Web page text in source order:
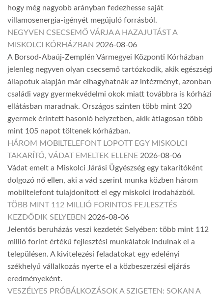
hogy még nagyobb arányban fedezhesse saját
villamosenergia-igényét megújuló forrásból.
NEGYVEN CSECSEMŐ VÁRJA A HAZAJUTÁST A
MISKOLCI KÓRHÁZBAN 2026-08-06
A Borsod-Abaúj-Zemplén Vármegyei Központi Kórházban
jelenleg negyven olyan csecsemő tartózkodik, akik egészségi
állapotuk alapján már elhagyhatnák az intézményt, azonban
családi vagy gyermekvédelmi okok miatt továbbra is kórházi
ellátásban maradnak. Országos szinten több mint 320
gyermek érintett hasonló helyzetben, akik átlagosan több
mint 105 napot töltenek kórházban.
HÁROM MOBILTELEFONT LOPOTT EGY MISKOLCI
TAKARÍTÓ, VÁDAT EMELTEK ELLENE 2026-08-06
Vádat emelt a Miskolci Járási Ügyészség egy takarítóként
dolgozó nő ellen, aki a vád szerint munka közben három
mobiltelefont tulajdonított el egy miskolci irodaházból.
TÖBB MINT 112 MILLIÓ FORINTOS FEJLESZTÉS
KEZDŐDIK SELYEBEN 2026-08-06
Jelentős beruházás veszi kezdetét Selyében: több mint 112
millió forint értékű fejlesztési munkálatok indulnak el a
településen. A kivitelezési feladatokat egy edelényi
székhelyű vállalkozás nyerte el a közbeszerzési eljárás
eredményeként.
VESZÉLYES PRÓBÁLKOZÁSOK A SZIGETEN: SOKAN A